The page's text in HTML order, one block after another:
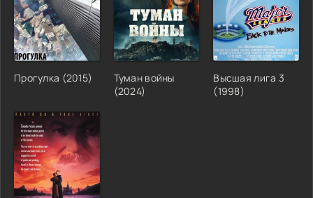
Прогулка (2015)
Туман войны
(2024)
Высшая лига 3
(1998)